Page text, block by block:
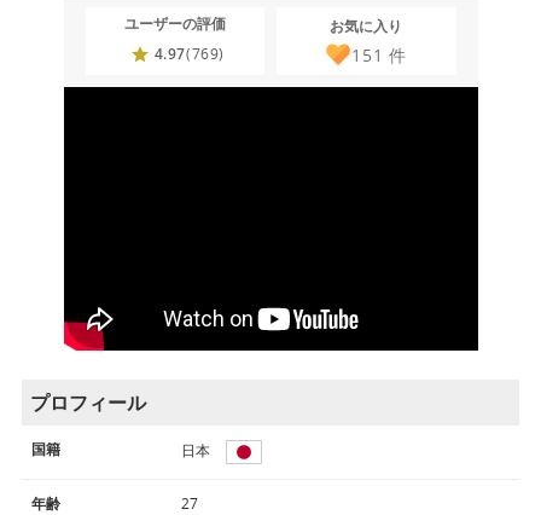
ユーザーの評価
4.97(769)
お気に入り
151 件
プロフィール
国籍 日本
年齢 27